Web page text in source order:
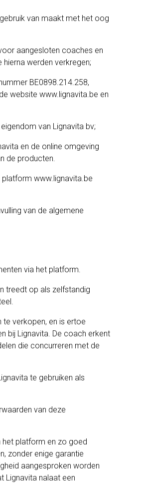
van maakt met het oog
aangesloten coaches en
werden verkregen;
BE0898.214.258,
website www.lignavita.be en
van Lignavita bv;
en de online omgeving
de producten.
platform www.lignavita.be
van de algemene
via het platform.
treedt op als zelfstandig
verkopen, en is ertoe
bij Lignavita. De coach erkent
die concurreren met de
te gebruiken als
van deze
het platform en zo goed
zonder enige garantie
aangesproken worden
Lignavita nalaat een